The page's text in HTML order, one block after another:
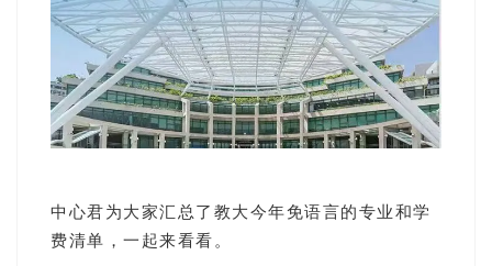
中心君为大家汇总了教大今年免语言的专业和学
费清单，一起来看看。